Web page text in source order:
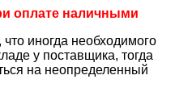
оплате наличными
иногда необходимого
у поставщика, тогда
на неопределенный